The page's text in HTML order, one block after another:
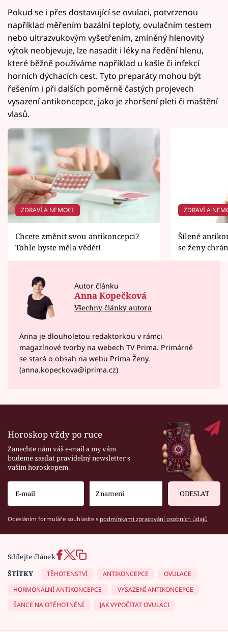
Pokud se i přes dostavující se ovulaci, potvrzenou
například měřením bazální teploty, ovulačním testem
nebo ultrazvukovým vyšetřením, zmíněný hlenovitý
výtok neobjevuje, lze nasadit i léky na ředění hlenu,
které běžně používáme například u kašle či infekcí
horních dýchacích cest. Tyto preparáty mohou být
řešením i při dalších poměrně častých projevech
vysazení antikoncepce, jako je zhoršení pleti či maštění
vlasů.
ZDRAVÍ A NEMOCI
Chcete změnit svou antikoncepci?
Tohle byste měla vědět!
ZDRAVÍ A
Šílené
se ženy
Autor článku
Anna Kopečková
Všechny články autora
Anna je dlouholetou redaktorkou v rámci
magazínové tvorby na webech TV Prima. Primárně
se stará o obsah na webu Prima Ženy.
(anna.kopeckova@iprima.cz)
Horoskop vždy po ruce
Zanechte nám váš e-mail a my vám
budeme zasílat pravidelný newsletter s
vaším horoskopem.
ODESLAT
Odesláním formuláře souhlasíte s podmínkami zpracování osobních údajů
Sdílejte článek
ŠTÍTKY
TĚHOTENSTVÍ ANTIKONCEPCE
OVULACE
HORMONÁLNÍ ANTIKONCEPCE
VYSAZENÍ ANTIKONCEPCE
ŠANCE NA OTĚHOTNĚNÍ
JAK VYPOČÍTAT OVULACI